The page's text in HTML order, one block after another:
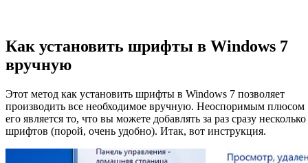
Как установить шрифты в Windows 7
вручную
Этот метод как установить шрифты в Windows 7 позволяет
производить все необходимое вручную. Неоспоримым плюсом
его является то, что вы можете добавлять за раз сразу несколько
шрифтов (порой, очень удобно). Итак, вот инструкция.